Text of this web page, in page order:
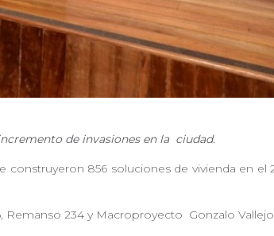
de invasiones en la ciudad.
construyeron 856 soluciones de vivienda en el
Remanso 234 y Macroproyecto Gonzalo